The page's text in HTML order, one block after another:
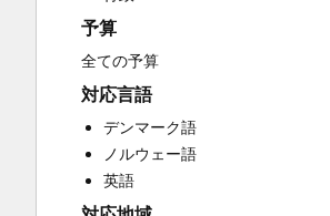
Knowledge Base Development
Paid Advertising
Public Relations
Sales and Marketing Alignment
Search Engine Optimization
Social Media
Video Production
予算
全ての予算
対応言語
デンマーク語
ノルウェー語
英語